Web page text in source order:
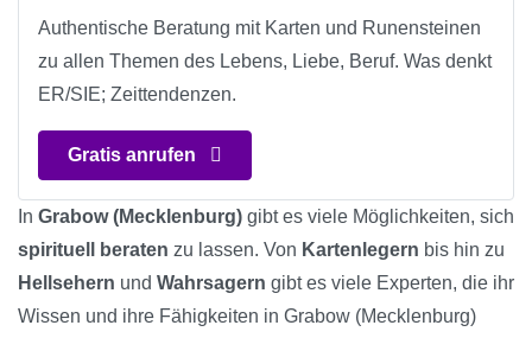
Authentische Beratung mit Karten und Runensteinen
zu allen Themen des Lebens, Liebe, Beruf. Was denkt
ER/SIE; Zeittendenzen.
Gratis anrufen
In Grabow (Mecklenburg) gibt es viele Möglichkeiten, sich
spirituell beraten zu lassen. Von Kartenlegern bis hin zu
Hellsehern und Wahrsagern gibt es viele Experten, die ihr
Wissen und ihre Fähigkeiten in Grabow (Mecklenburg)